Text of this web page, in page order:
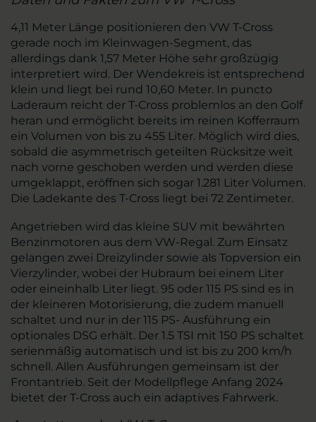
4,11 Meter Länge positionieren den VW T-Cross
gerade noch im Kleinwagen-Segment, das
allerdings dank 1,57 Meter Höhe sehr großzügig
interpretiert wird. Der Wendekreis ist entsprechend
klein und liegt bei rund 10,60 Meter. In puncto
Laderaum reicht der T-Cross problemlos an den Golf
heran und ermöglicht bereits im reinen Kofferraum
ein Volumen von bis zu 455 Liter. Möglich wird dies,
sobald die asymmetrisch geteilten Rücksitze weit
nach vorne geschoben werden und werden diese
umgeklappt, eröffnen sich sogar 1.281 Liter Volumen.
Die Ladekante des T-Cross liegt bei 72 Zentimeter.
Angetrieben wird das kleine SUV mit bewährten
Benzinmotoren aus dem VW-Regal. Zum Einsatz
gelangen zwei Dreizylinder sowie als Topversion ein
Vierzylinder, wobei der Hubraum bei einem Liter
oder eineinhalb Liter liegt. 95 oder 115 PS sind es in
der kleineren Motorisierung, die zudem manuell
schaltet und nur in der 115 PS- Ausführung ein
optionales DSG erhält. Der 1.5 TSI mit 150 PS schaltet
serienmäßig automatisch und ist bis zu 200 km/h
schnell. Allen Ausführungen gemeinsam ist der
Frontantrieb. Seit der Modellpflege Anfang 2024
bietet der T-Cross auch ein adaptives Fahrwerk.